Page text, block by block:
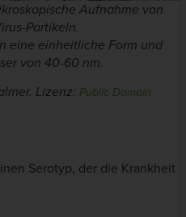
Aufnahme von
Partikeln.
eine einheitliche Form und
von 40-60 nm.
Lizenz: Public Domain
Serotyp, der die Krankheit